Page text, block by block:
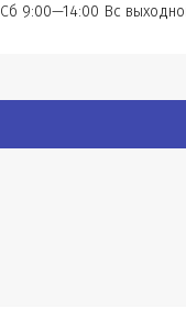
Сб 9:00—14:00 Вс